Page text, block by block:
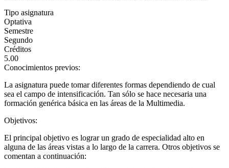
Tipo asignatura
Optativa
Semestre
Segundo
Créditos
5.00
Conocimientos previos:
La asignatura puede tomar diferentes formas dependiendo de cual
sea el campo de intensificación. Tan sólo se hace necesaria una
formación genérica básica en las áreas de la Multimedia.
Objetivos:
El principal objetivo es lograr un grado de especialidad alto en
alguna de las áreas vistas a lo largo de la carrera. Otros objetivos se
comentan a continuación: